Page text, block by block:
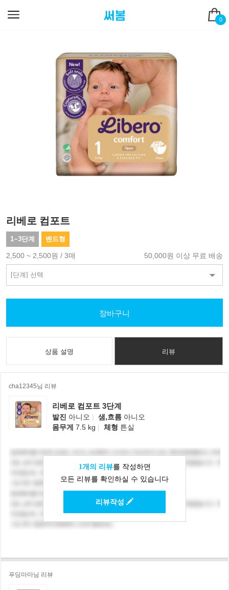
0
리베로 컴포트
1~3단계 밴드형
2,500 ~ 2,500원 / 3매 50,000원 이상 무료 배송
장바구니
상품 설명 리뷰
cha12345님 리뷰
리베로 컴포트 3단계
발진 아니오 | 샘,흐름 아니오
몸무게 7.5 kg | 체형 튼실
1개의 리뷰를 작성하면
모든 리뷰를 확인하실 수 있습니다
리뷰작성
푸딩마마님 리뷰